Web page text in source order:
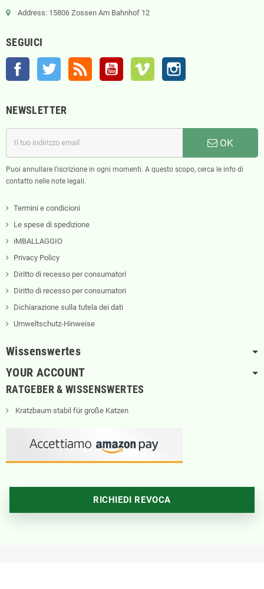
Address: 15806 Zossen Am Bahnhof 12
SEGUICI
Facebook Twitter YouTube Vimeo
NEWSLETTER
OK
Puoi annullare l'iscrizione in ogni momenti. A questo scopo, cerca le info di
contatto nelle note legali.
Termini e condicioni
Le spese di spedizione
iMBALLAGGIO
Privacy Policy
Diritto di recesso per consumatori
Diritto di recesso per consumatori
Dichiarazione sulla tutela dei dati
Umweltschutz-Hinweise
Wissenswertes
YOUR ACCOUNT
RATGEBER & WISSENSWERTES
Kratzbaum stabil für große Katzen
RICHIEDI REVOCA